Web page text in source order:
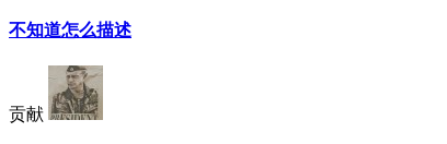
不知道怎么描述
贡献